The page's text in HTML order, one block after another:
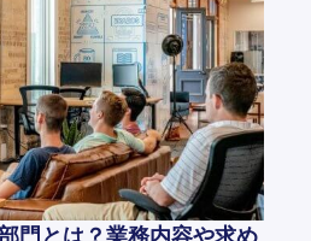
門とは？業務内容や求め